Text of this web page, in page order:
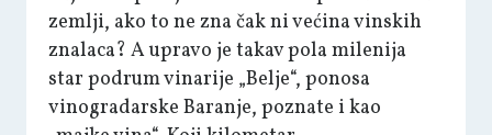
zemlji, ako to ne zna čak ni većina vinskih
znalaca? A upravo je takav pola milenija
star podrum vinarije „Belje“, ponosa
vinogradarske Baranje, poznate i kao